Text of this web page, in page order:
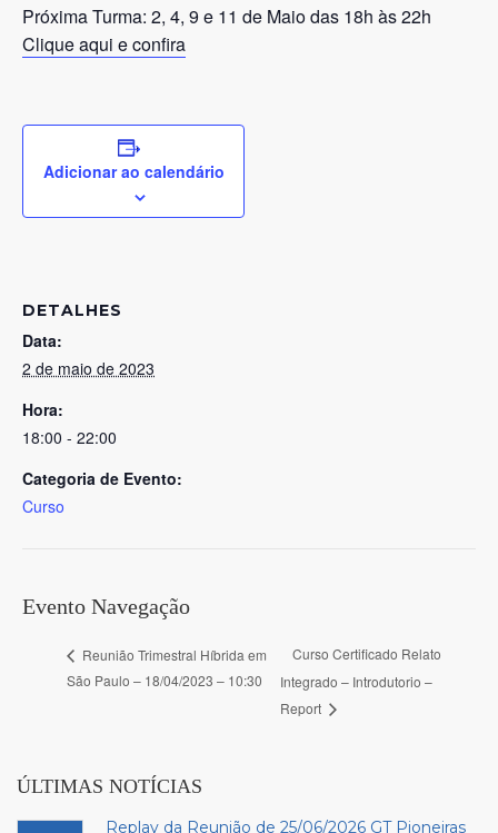
Próxima Turma: 2, 4, 9 e 11 de Maio das 18h às 22h
Clique aqui e confira
Adicionar ao calendário
DETALHES
Data:
2 de maio de 2023
Hora:
18:00 - 22:00
Categoria de Evento:
Curso
Evento Navegação
Reunião Trimestral Híbrida em
São Paulo – 18/04/2023 – 10:30
Curso Certificado Relato
Integrado – Introdutorio –
Report
ÚLTIMAS NOTÍCIAS
Replay da Reunião de 25/06/2026 GT Pioneiras